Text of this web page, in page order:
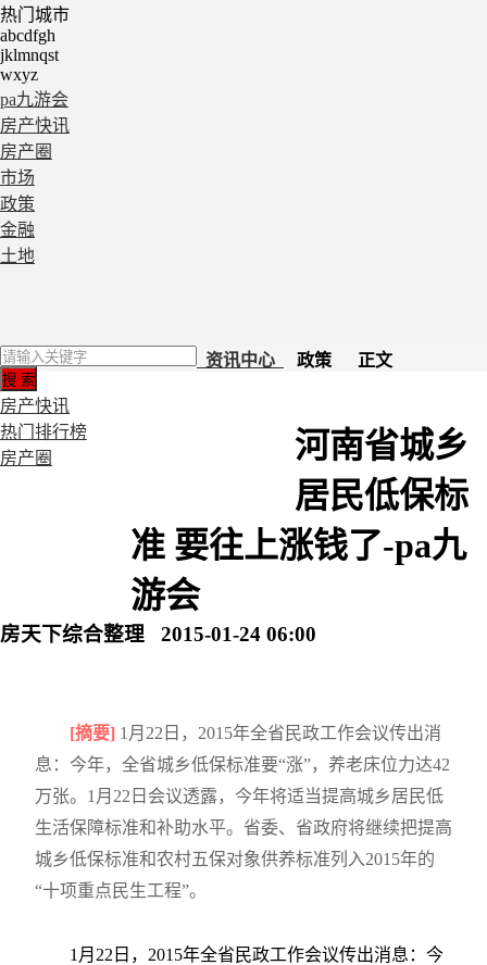
热门城市
abcdfgh
jklmnqst
wxyz
pa九游会
房产快讯
房产圈
市场
政策
金融
土地
房产快讯
热门排行榜
房产圈
资讯中心 政策 正文
河南省城乡
居民低保标
准 要往上涨钱了-pa九
游会
房天下综合整理 2015-01-24 06:00
[摘要] 1月22日，2015年全省民政工作会议传出消
息：今年，全省城乡低保标准要“涨”，养老床位力达42
万张。1月22日会议透露，今年将适当提高城乡居民低
生活保障标准和补助水平。省委、省政府将继续把提高
城乡低保标准和农村五保对象供养标准列入2015年的
“十项重点民生工程”。
1月22日，2015年全省民政工作会议传出消息：今